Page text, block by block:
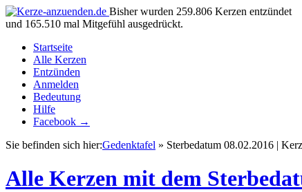
Bisher wurden 259.806 Kerzen entzündet
und 165.510 mal Mitgefühl ausgedrückt.
Startseite
Alle Kerzen
Entzünden
Anmelden
Bedeutung
Hilfe
Facebook →
Sie befinden sich hier:Gedenktafel » Sterbedatum 08.02.2016 |
Alle Kerzen mit dem